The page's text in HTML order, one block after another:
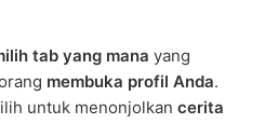
tab yang mana yang
membuka profil Anda.
untuk menonjolkan cerita